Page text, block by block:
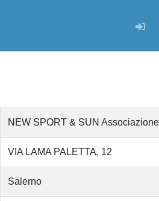
NEW SPORT & SUN
VIA LAMA PALETTA, 12
Salerno